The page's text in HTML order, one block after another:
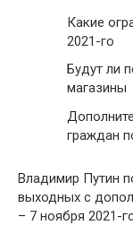
Какие
2021-го
Будут ли
магазины
граждан
Владимир Путин
выходных с
– 7 ноября 2021-